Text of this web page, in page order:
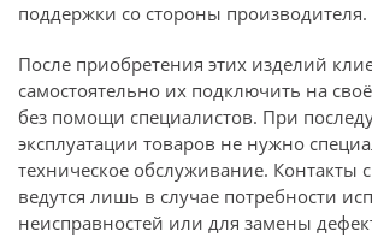
поддержки со стороны производителя.
После приобретения этих изделий
самостоятельно их подключить на
без помощи специалистов. При
эксплуатации товаров не нужно
техническое обслуживание. Контакты
ведутся лишь в случае потребности
неисправностей или для замены